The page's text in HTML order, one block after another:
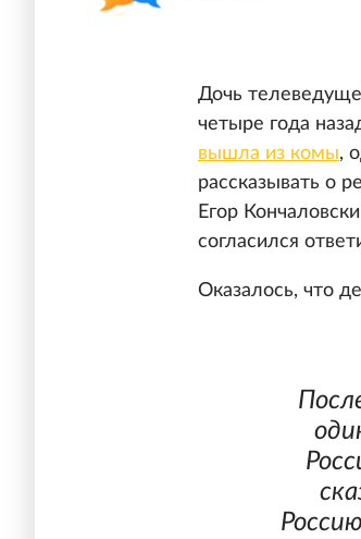
Дочь
четыре года
вышла из комы,
рассказывать о
Егор
согласился
Оказалось, что